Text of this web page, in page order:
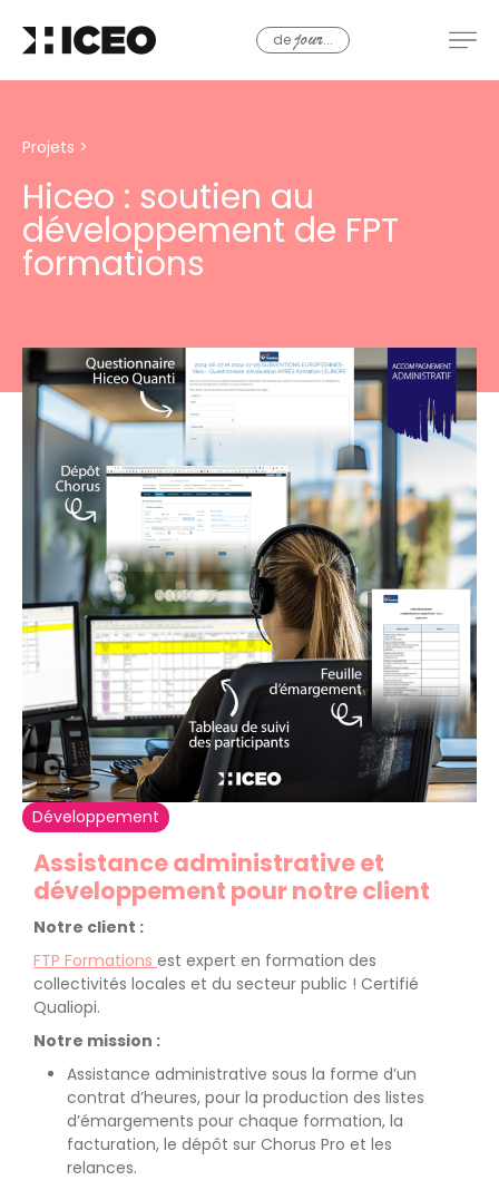
dejour...
Projets >
Hiceo : soutien au
développement de FPT
formations
Développement
Assistance administrative et
développement pour notre client
Notre client :
FTP Formations est expert en formation des
collectivités locales et du secteur public ! Certifié
Qualiopi.
Notre mission :
Assistance administrative sous la forme d’un
contrat d’heures, pour la production des listes
d’émargements pour chaque formation, la
facturation, le dépôt sur Chorus Pro et les
relances.